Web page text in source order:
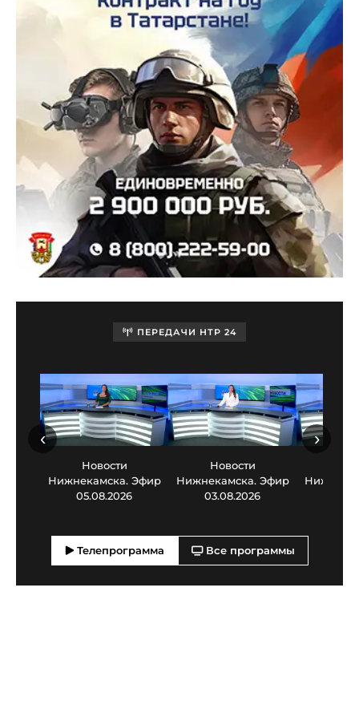
ПЕРЕДАЧИ НТР 24
Новости
Нижнекамска. Эфир
05.08.2026
Новости
Нижнекамска. Эфир
03.08.2026
‹ ›
Телепрограмма Все программы